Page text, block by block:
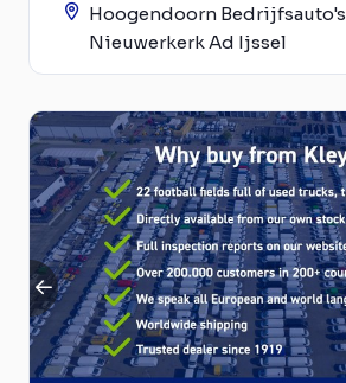
Hoogendoorn Bedrijfsauto's
Nieuwerkerk Ad Ijssel